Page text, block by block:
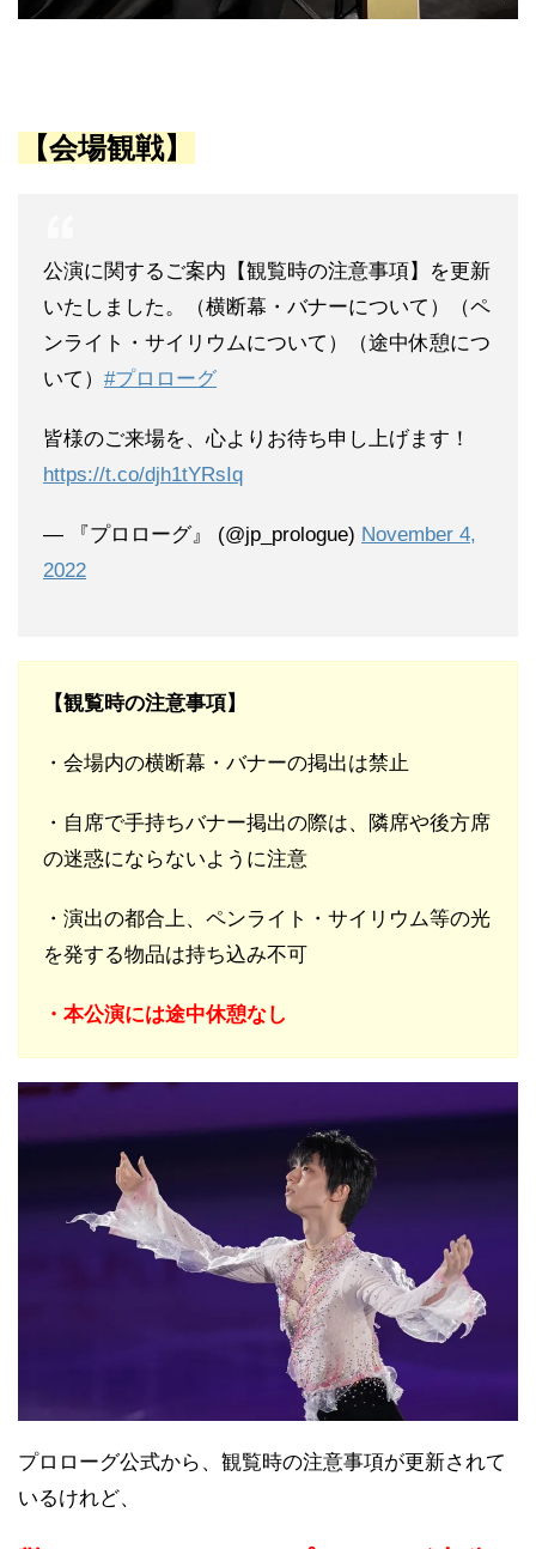
【会場観戦】
公演に関するご案内【観覧時の注意事項】を更新
いたしました。（横断幕・バナーについて）（ペ
ンライト・サイリウムについて）（途中休憩につ
いて） #プロローグ
皆様のご来場を、心よりお待ち申し上げます！
https://t.co/djh1tYRsIq
— 『プロローグ』 (@jp_prologue) November 4,
2022
【観覧時の注意事項】
・会場内の横断幕・バナーの掲出は禁止
・自席で手持ちバナー掲出の際は、隣席や後方席
の迷惑にならないように注意
・演出の都合上、ペンライト・サイリウム等の光
を発する物品は持ち込み不可
・本公演には途中休憩なし
プロローグ公式から、観覧時の注意事項が更新されて
いるけれど、